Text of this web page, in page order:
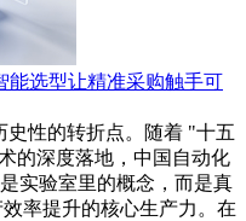
能选型让精准采购触手可
史性的转折点。随着 "十五
的深度落地，中国自动化
实验室里的概念，而是真
率提升的核心生产力。在